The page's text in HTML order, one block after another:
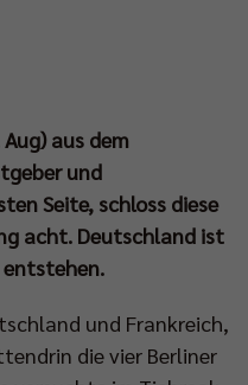
aus dem
und
Seite, schloss diese
acht. Deutschland ist
und Frankreich,
die vier Berliner